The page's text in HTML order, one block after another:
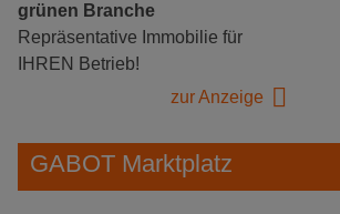
grünen Branche
Repräsentative Immobilie für
IHREN Betrieb!
zur Anzeige
GABOT Marktplatz